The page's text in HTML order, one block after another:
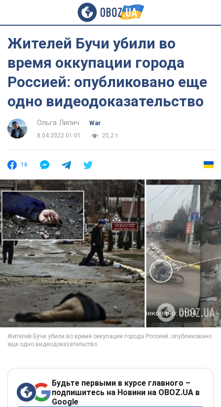
Жителей Бучи убили во
время оккупации города
Россией: опубликовано еще
одно видеодоказательство
Ольга Липич
War
8.04.2022 01:01
25,2 т.
16
Будьте первыми в курсе главного –
подпишитесь на Новини на OBOZ.UA в
Google